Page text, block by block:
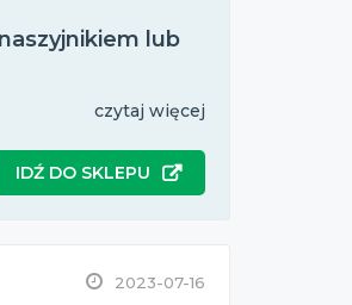
lub
czytaj więcej
IDŹ DO SKLEPU
2023-07-16